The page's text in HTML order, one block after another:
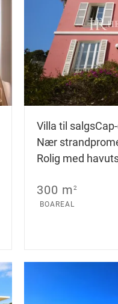
Villa til salgs
Nær
Rolig med
300 m2
BOAREAL